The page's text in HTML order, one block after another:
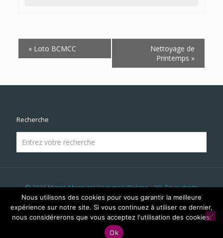
Navigation
Évènement
«Loto BCMCC
Nettoyage de
Printemps »
Recherche
© 2016 Mairie Mercurol-Veaunes (Drôme - 26). Tous droits
réservés | Réalisé parLICOM Développement|Mentions
Légales|RGPD|Liens & Partenaires|Panneau Lumineux|
Évènements
Nous utilisons des cookies pour vous garantir la meilleure
expérience sur notre site. Si vous continuez à utiliser ce dernier,
nous considérerons que vous acceptez l'utilisation des cookies.
Ok